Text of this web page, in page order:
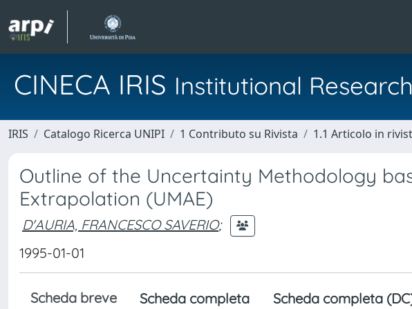
CINECA IRIS Institutional
IRIS Catalogo Ricerca UNIPI 1 Contributo su Rivista 1.1 Articolo in
Outline of the Uncertainty Methodology
Extrapolation (UMAE)
D'AURIA, FRANCESCO SAVERIO;
1995-01-01
Scheda breve Scheda completa Scheda completa